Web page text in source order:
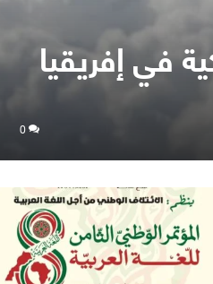
في إفريقيا
0